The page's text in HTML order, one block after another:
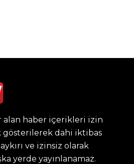
alan haber içerikleri izin
gösterilerek dahi iktibas
ve izinsiz olarak
yerde yayınlanamaz.